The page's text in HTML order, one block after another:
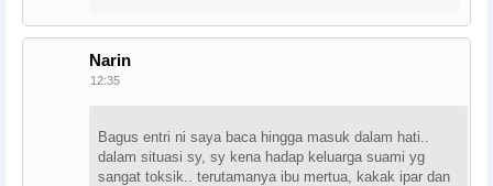
Narin
12:35
Bagus entri ni saya baca hingga masuk dalam hati..
dalam situasi sy, sy kena hadap keluarga suami yg
sangat toksik.. terutamanya ibu mertua, kakak ipar dan